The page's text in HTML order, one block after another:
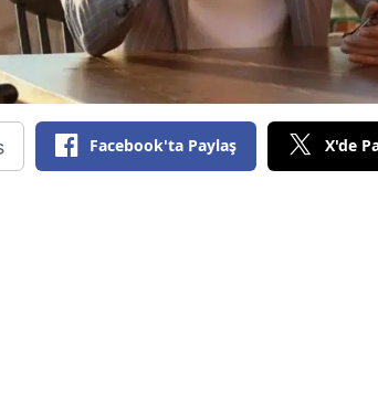
Facebook'ta Paylaş X'de